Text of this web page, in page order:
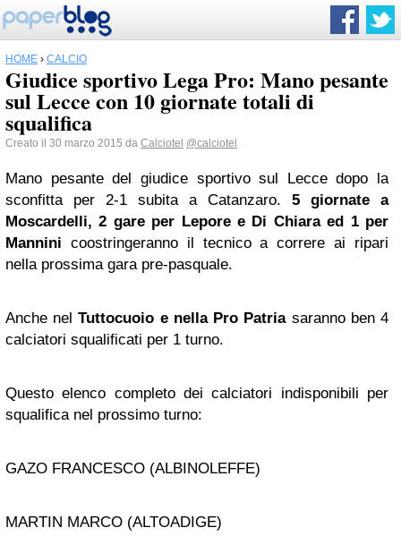
HOME › CALCIO
Giudice sportivo Lega Pro: Mano pesante
sul Lecce con 10 giornate totali di
squalifica
Creato il 30 marzo 2015 da Calciotel @calciotel
Mano pesante del giudice sportivo sul Lecce dopo la
sconfitta per 2-1 subita a Catanzaro. 5 giornate a
Moscardelli, 2 gare per Lepore e Di Chiara ed 1 per
Mannini coostringeranno il tecnico a correre ai ripari
nella prossima gara pre-pasquale.
Anche nelTuttocuoio e nella Pro Patria saranno ben 4
calciatori squalificati per 1 turno.
Questo elenco completo dei calciatori indisponibili per
squalifica nel prossimo turno:
GAZO FRANCESCO (ALBINOLEFFE)
MARTIN MARCO (ALTOADIGE)